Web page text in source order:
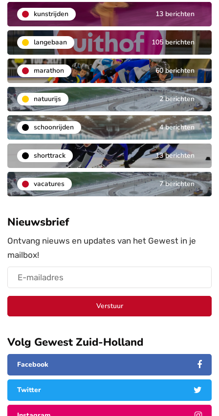
kunstrijden 13 berichten
langebaan 105 berichten
marathon 60 berichten
natuurijs 2 berichten
schoonrijden 4 berichten
shorttrack 13 berichten
vacatures 7 berichten
Nieuwsbrief
Ontvang nieuws en updates van het Gewest in je
mailbox!
Verstuur
Volg Gewest Zuid-Holland
Facebook
Twitter